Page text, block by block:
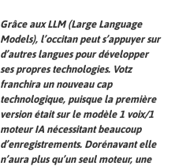
Grâce aux LLM (Large Language
Models), l’occitan peut s’appuyer sur
d’autres langues pour développer
ses propres technologies. Votz
franchira un nouveau cap
technologique, puisque la première
version était sur le modèle 1 voix/1
moteur IA nécessitant beaucoup
d’enregistrements. Dorénavant elle
n’aura plus qu’un seul moteur, une